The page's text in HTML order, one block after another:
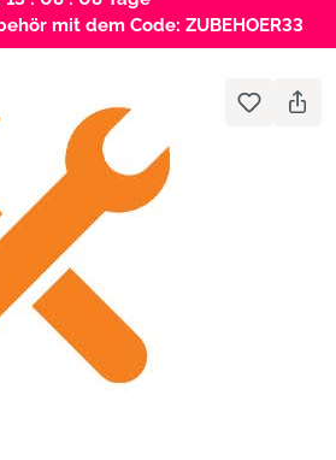
mit dem Code: ZUBEHOER33